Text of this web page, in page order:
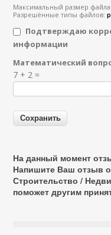
Максимальный размер
Разрешённые типы файлов:
Подтверждаю
информации
Я
Математический
7 + 2 =
На данный момент
Напишите Ваш отзыв о
Строительство /
поможет другим